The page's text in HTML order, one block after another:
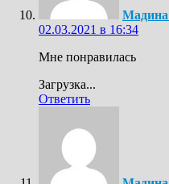
02.03.2021 в 16:34
Мне понравилась
Загрузка...
Ответить